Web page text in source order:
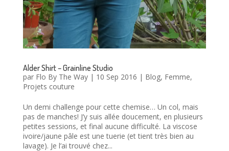
Alder Shirt – Grainline Studio
par Flo By The Way| 10 Sep 2016 | Blog, Femme,
Projets couture
Un demi challenge pour cette chemise… Un col, mais
pas de manches! J’y suis allée doucement, en plusieurs
petites sessions, et final aucune difficulté. La viscose
ivoire/jaune pâle est une tuerie (et tient très bien au
lavage). Je l’ai trouvé chez...